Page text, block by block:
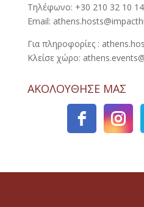
Τηλέφωνο: +30 210 32 10
Email:
Για πληροφορίες :
Κλείσε χώρο:
ΑΚΟΛΟΥΘΗΣΕ ΜΑΣ